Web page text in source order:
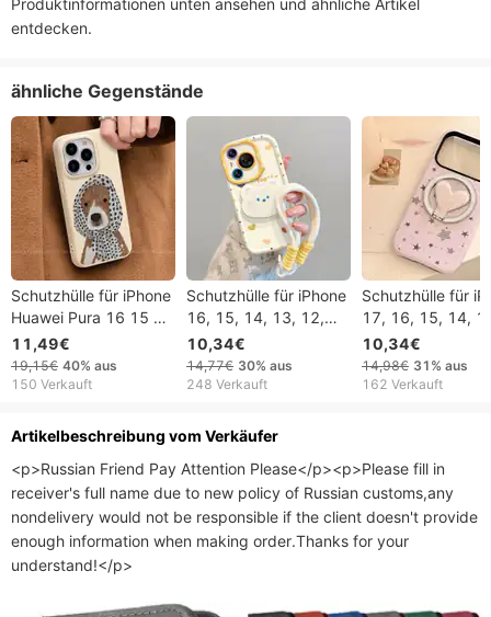
Produktinformationen unten ansehen und ähnliche Artikel
entdecken.
ähnliche Gegenstände
Schutzhülle für iPhone
Huawei Pura 16 15 14
13 12 Hut Handtuch
Welpe 16promax
15pro Fallschutz
13PRO Handyhülle
14PRO
11,49€
19,15€ 40% aus
150 Verkauft
Schutzhülle für iPhone
16, 15, 14, 13, 12,
Bärenhalter, Premium-
Hülle für iPhone 16
Pro, Sense Niche 15,
Geschenk
10,34€
14,77€ 30% aus
248 Verkauft
Schutzhülle für
17, 16, 15, 14,
12, 11 Pro, Pro
Plus, mit
Tintenstrahl- und
und Hartschalen-
Design.
10,34€
14,98€ 31% aus
162 Verkauft
Artikelbeschreibung vom Verkäufer
<p>Russian Friend Pay Attention Please</p><p>Please fill in
receiver's full name due to new policy of Russian customs,any
nondelivery would not be responsible if the client doesn't provide
enough information when making order.Thanks for your
understand!</p>